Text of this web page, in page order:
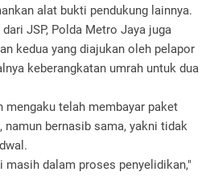
alat bukti pendukung lainnya.
JSP, Polda Metro Jaya juga
kedua yang diajukan oleh pelapor
keberangkatan umrah untuk dua
mengaku telah membayar paket
namun bernasib sama, yakni tidak
masih dalam proses penyelidikan,"